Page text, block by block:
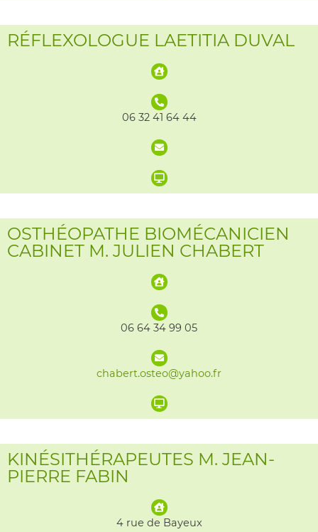
RÉFLEXOLOGUE LAETITIA DUVAL
06 32 41 64 44
OSTHÉOPATHE BIOMÉCANICIEN
CABINET M. JULIEN CHABERT
06 64 34 99 05
chabert.osteo@yahoo.fr
KINÉSITHÉRAPEUTES M. JEAN-
PIERRE FABIN
4 rue de Bayeux